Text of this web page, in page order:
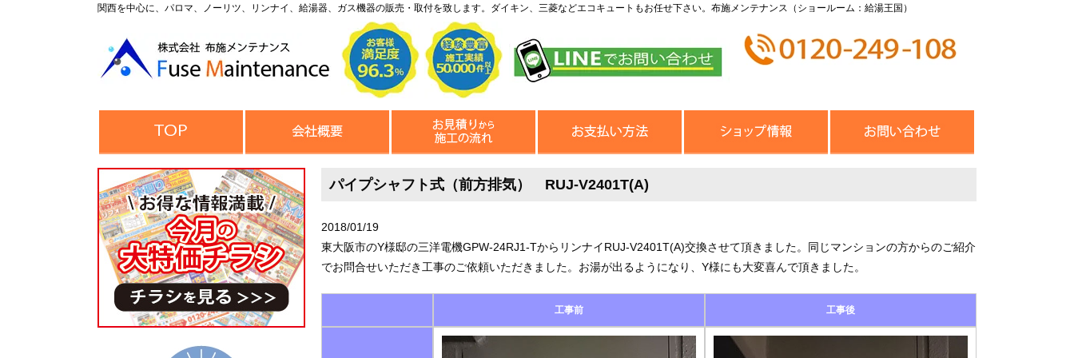
関西を中心に、パロマ、ノーリツ、リンナイ、給湯器、ガス機器の販売・取付を致します。ダイキン、三菱などエコキュートもお任せ下さい。布施メンテナンス（ショールーム：給湯王国）
パイプシャフト式（前方排気） RUJ-V2401T(A)
2018/01/19
東大阪市のY様邸の三洋電機GPW-24RJ1-TからリンナイRUJ-V2401T(A)交換させて頂きました。同じマンションの方からのご紹介
でお問合せいただき工事のご依頼いただきました。お湯が出るようになり、Y様にも大変喜んで頂きました。
工事前 工事後